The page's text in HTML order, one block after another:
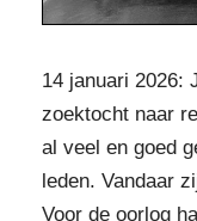
14 januari 2026:
zoektocht naar
al veel en goed
leden. Vandaar
Voor de oorlog